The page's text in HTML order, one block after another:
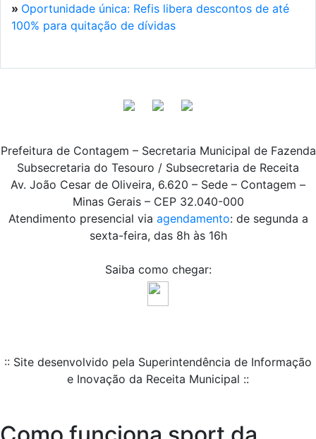
» Oportunidade única: Refis libera descontos de até
100% para quitação de dívidas
Prefeitura de Contagem – Secretaria Municipal de Fazenda
Subsecretaria do Tesouro / Subsecretaria de Receita
Av. João Cesar de Oliveira, 6.620 – Sede – Contagem –
Minas Gerais – CEP 32.040-000
Atendimento presencial via agendamento: de segunda a
sexta-feira, das 8h às 16h
Saiba como chegar:
:: Site desenvolvido pela Superintendência de Informação
e Inovação da Receita Municipal ::